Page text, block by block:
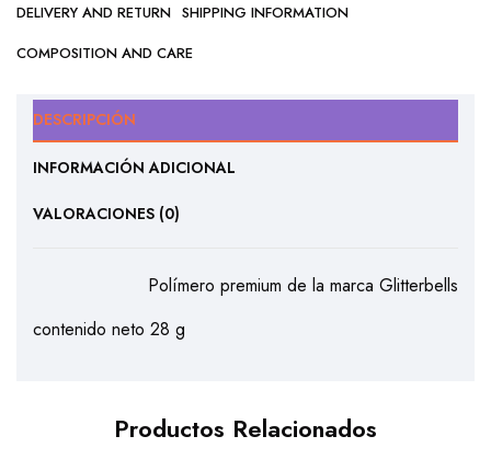
DELIVERY AND RETURN SHIPPING INFORMATION
COMPOSITION AND CARE
DESCRIPCIÓN
INFORMACIÓN ADICIONAL
VALORACIONES (0)
Polímero premium de la marca Glitterbells
contenido neto 28 g
Productos Relacionados